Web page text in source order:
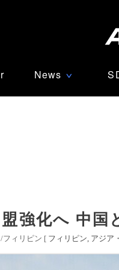
News ∨
強化へ 中国
フィリピン [ フィリピン アジア